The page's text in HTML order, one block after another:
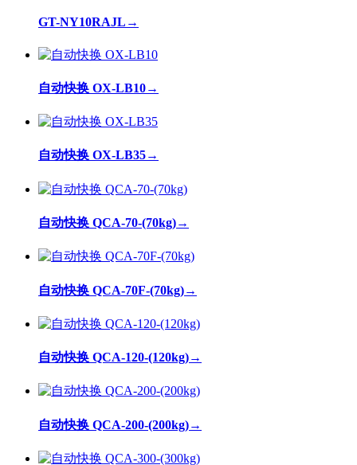
GT-NY10RAJL →
自动快换 OX-LB10→
自动快换 OX-LB35→
自动快换 QCA-70-(70kg)→
自动快换 QCA-70F-(70kg)→
自动快换 QCA-120-(120kg)→
自动快换 QCA-200-(200kg)→